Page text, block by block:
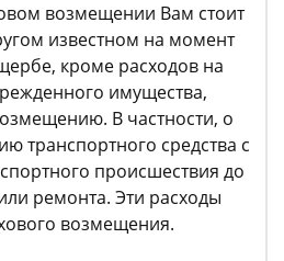
возмещении Вам стоит
известном на момент
кроме расходов на
имущества,
В частности, о
транспортного средства с
происшествия до
ремонта. Эти расходы
возмещения.